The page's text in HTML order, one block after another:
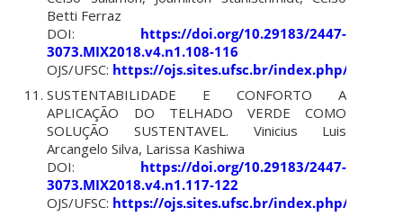
Betti Ferraz
DOI: https://doi.org/10.29183/2447-
3073.MIX2018.v4.n1.108-116
OJS/UFSC: https://ojs.sites.ufsc.br/index.php/
SUSTENTABILIDADE E CONFORTO A
APLICAÇÃO DO TELHADO VERDE COMO
SOLUÇÃO SUSTENTAVEL. Vinicius Luis
Arcangelo Silva, Larissa Kashiwa
DOI: https://doi.org/10.29183/2447-
3073.MIX2018.v4.n1.117-122
OJS/UFSC: https://ojs.sites.ufsc.br/index.php/